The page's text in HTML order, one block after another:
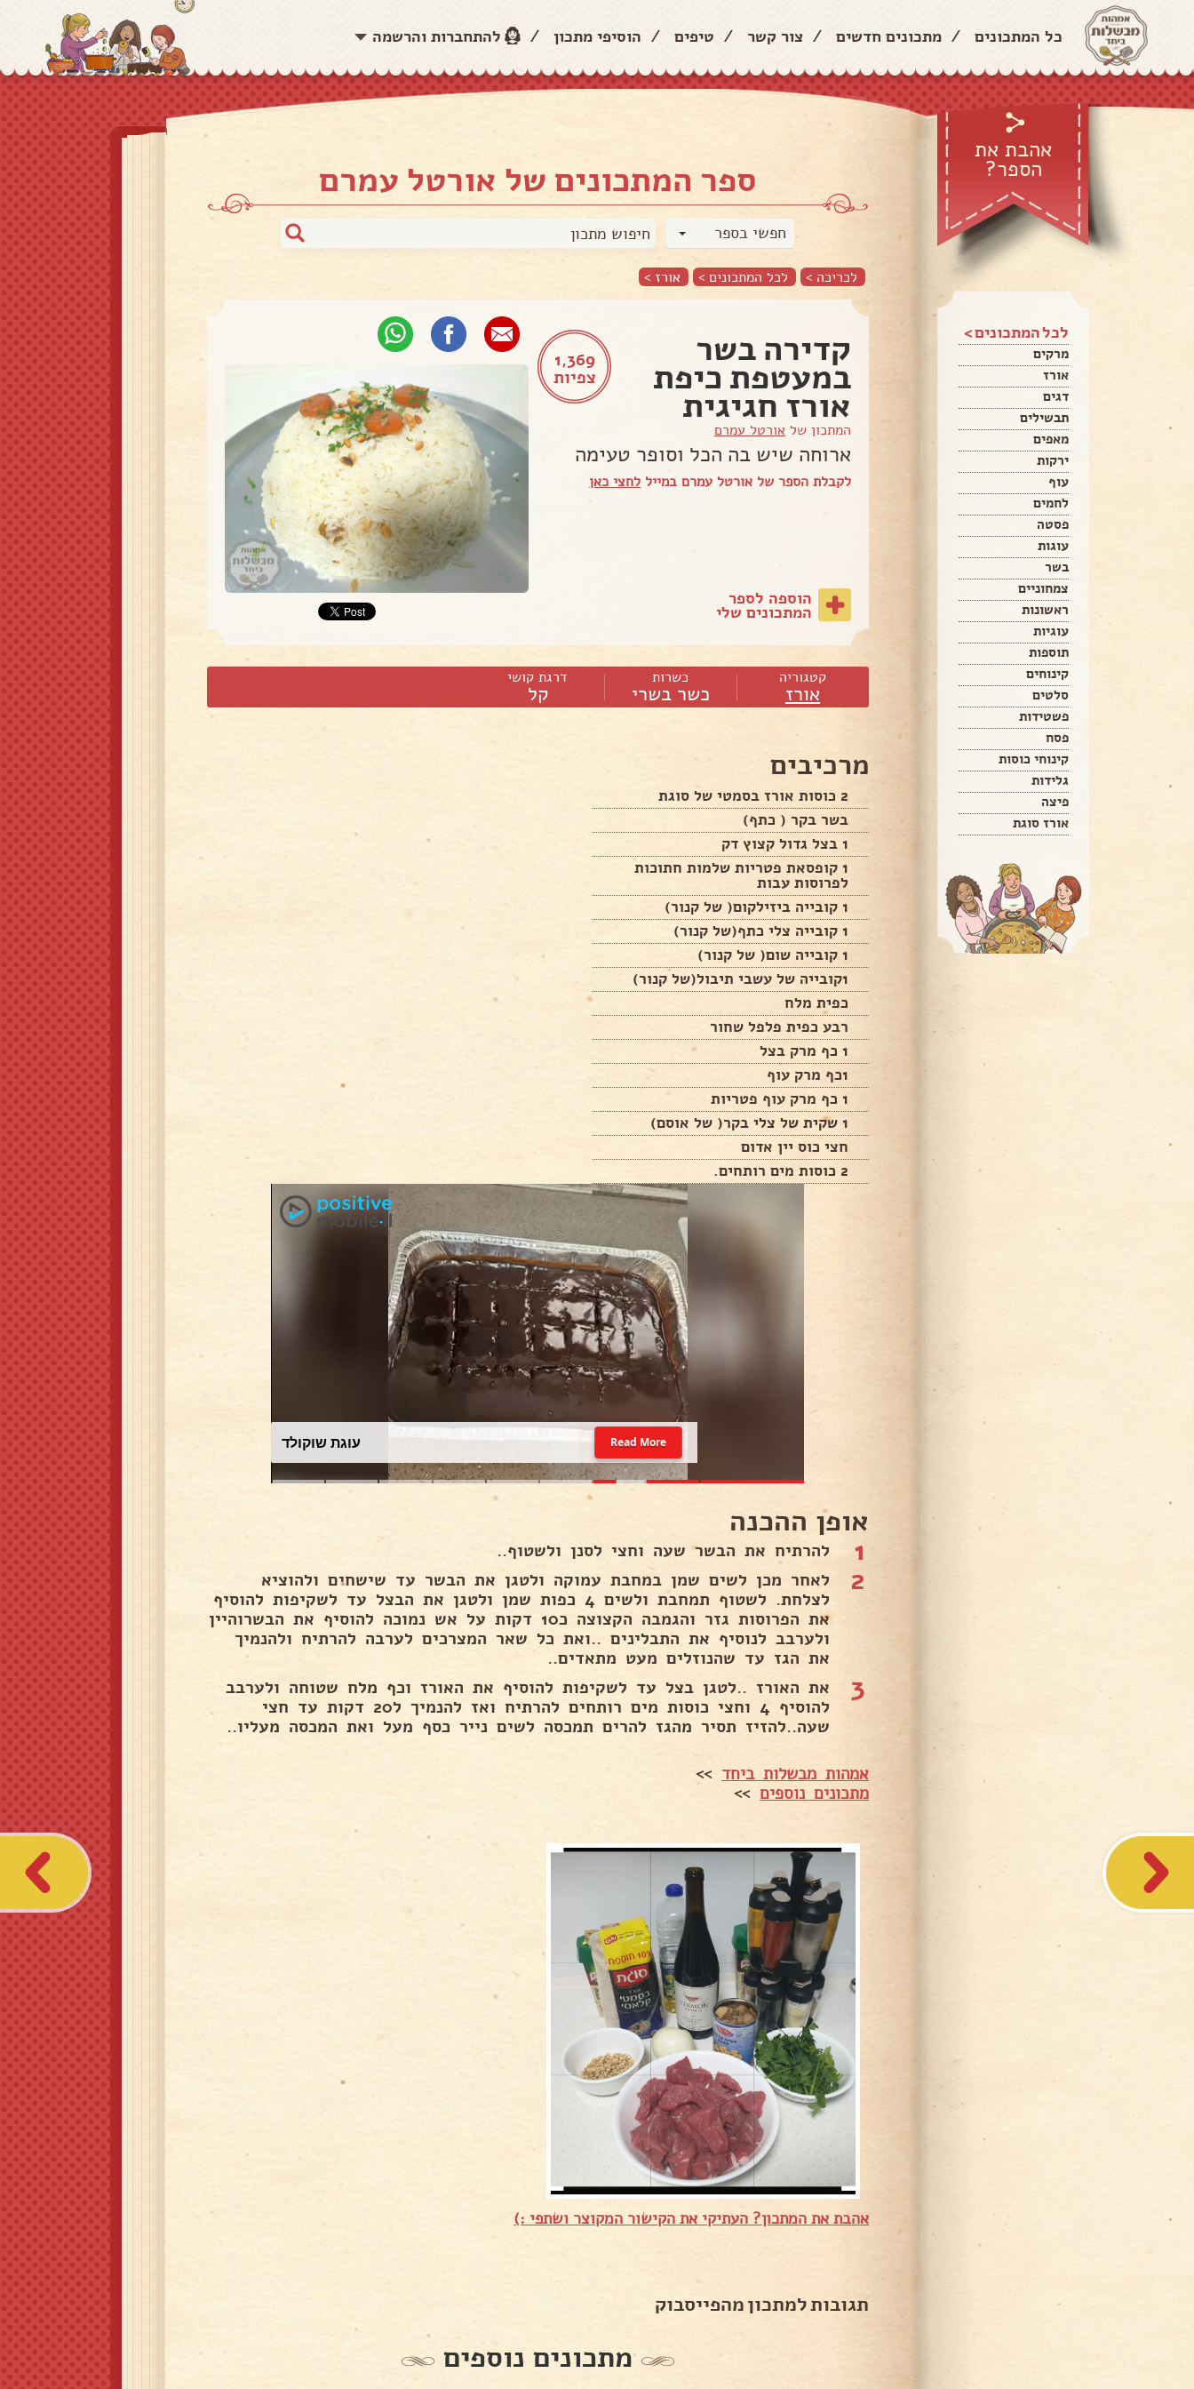
כל המתכונים / מתכונים חדשים / צור קשר / טיפים / הוסיפי מתכון / להתחברות והרשמה
אהבת את
הספר?
לכל המתכונים >
מרקים
אורז
דגים
תבשילים
מאפים
ירקות
עוף
לחמים
פסטה
עוגות
בשר
צמחוניים
ראשונות
עוגיות
תוספות
קינוחים
סלטים
פשטידות
פסח
קינוחי כוסות
גלידות
פיצה
אורז סוגת
ספר המתכונים של אורטל עמרם
חפשי בספר
לכריכה > לכל המתכונים > אורז >
1,369
צפיות
קדירה בשר
במעטפת כיפת
אורז חגיגית
המתכון של אורטל עמרם
ארוחה שיש בה הכל וסופר טעימה
לקבלת הספר של אורטל עמרם במייל לחצי כאן
הוספה לספר
המתכונים שלי
קטגוריה
אורז
כשרות
כשר בשרי
דרגת קושי
קל
מרכיבים
2 כוסות אורז בסמטי של סוגת
בשר בקר ( כתף)
1 בצל גדול קצוץ דק
1 קופסאת פטריות שלמות חתוכות
לפרוסות עבות
1 קובייה ביזילקום( של קנור)
1 קובייה צלי כתף(של קנור)
1 קובייה שום( של קנור)
1קובייה של עשבי תיבול(של קנור)
כפית מלח
רבע כפית פלפל שחור
1 כף מרק בצל
1כף מרק עוף
1 כף מרק עוף פטריות
1 שקית של צלי בקר( של אוסם)
חצי כוס יין אדום
2 כוסות מים רותחים.
עוגת שוקולד Read More
אופן ההכנה
1 להרתיח את הבשר שעה וחצי לסנן ולשטוף..
2
לאחר מכן לשים שמן במחבת עמוקה ולטגן את הבשר עד שישחים ולהוציא
לצלחת. לשטוף תמחבת ולשים 4 כפות שמן ולטגן את הבצל עד לשקיפות להוסיף
את הפרוסות גזר והגמבה הקצוצה כ10 דקות על אש נמוכה להוסיף את הבשרוהיין
ולערבב לנוסיף את התבלינים ..ואת כל שאר המצרכים לערבה להרתיח ולהנמיך
את הגז עד שהנוזלים מעט מתאדים..
3
את האורז ..לטגן בצל עד לשקיפות להוסיף את האורז וכף מלח שטוחה ולערבב
להוסיף 4 וחצי כוסות מים רותחים להרתיח ואז להנמיך ל20 דקות עד חצי
שעה..להזיז תסיר מהגז להרים תמכסה לשים נייר כסף מעל ואת המכסה מעליו..
אמהות מבשלות ביחד >>
מתכונים נוספים>>
אהבת את המתכון? העתיקי את הקישור המקוצר ושתפי :)
תגובות למתכון מהפייסבוק
מתכונים נוספים